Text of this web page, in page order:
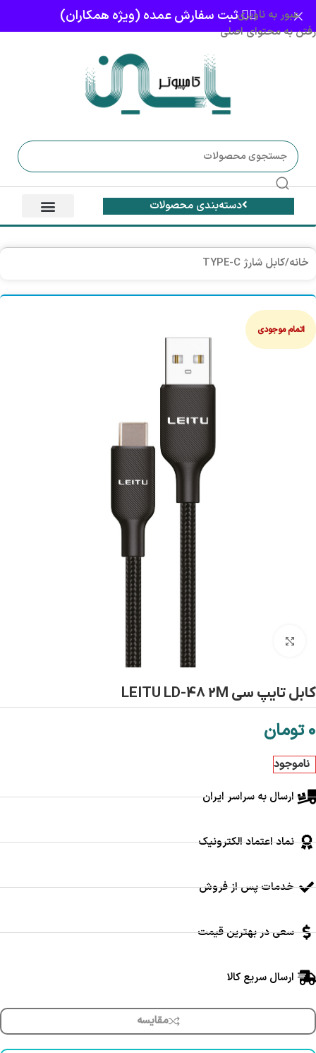
عبور به ناوبری
رفتن به محتوای اصلی
👈🏻 ثبت سفارش عمده (ویژه همکاران)
دسته‌بندی محصولات
خانه/کابل شارژ TYPE-C
اتمام موجودی
كابل تايپ سي LEITU LD-48 2M
0 تومان
ناموجود
ارسال به سراسر ایران
نماد اعتماد الکترونیک
خدمات پس از فروش
سعی در بهترین قیمت
ارسال سریع کالا
مقایسه